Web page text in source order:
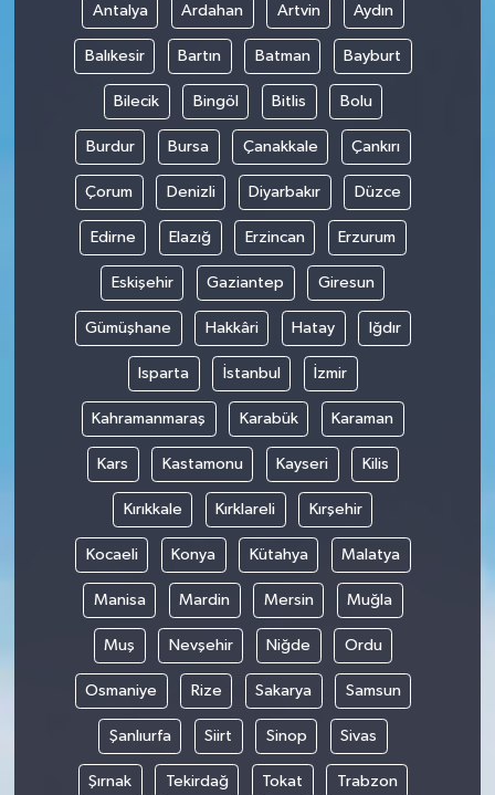
Antalya Ardahan Artvin Aydın
Balıkesir Bartın Batman Bayburt
Bilecik Bingöl Bitlis Bolu
Burdur Bursa Çanakkale Çankırı
Çorum Denizli Diyarbakır Düzce
Edirne Elazığ Erzincan Erzurum
Eskişehir Gaziantep Giresun
Gümüşhane Hakkâri Hatay Iğdır
Isparta İstanbul İzmir
Kahramanmaraş Karabük Karaman
Kars Kastamonu Kayseri Kilis
Kırıkkale Kırklareli Kırşehir
Kocaeli Konya Kütahya Malatya
Manisa Mardin Mersin Muğla
Muş Nevşehir Niğde Ordu
Osmaniye Rize Sakarya Samsun
Şanlıurfa Siirt Sinop Sivas
Şırnak Tekirdağ Tokat Trabzon